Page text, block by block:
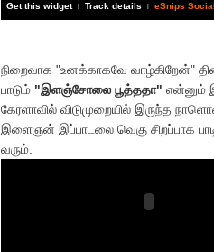
Get this widget Track details eSnips
நிறைவாக "உனக்காகவே வாழ்கிறேன்"
பாடும் "இளஞ்சோலை பூத்ததா" என்னும்
கேரளாவில் விடுமுறையில் இருந்த
இளைஞன் இப்பாடலை வெகு சிறப்பாக
வரும்.